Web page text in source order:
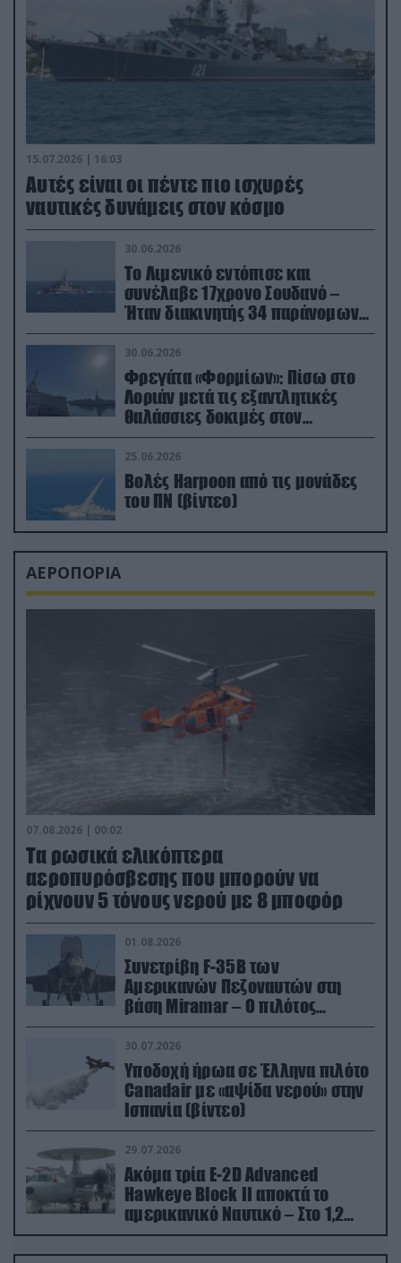
15.07.2026 | 16:03
Aυτές είναι οι πέντε πιο ισχυρές
ναυτικές δυνάμεις στον κόσμο
30.06.2026
Το Λιμενικό εντόπισε και
συνέλαβε 17χρονο Σουδανό –
Ήταν διακινητής 34 παράνομων
μεταναστών
30.06.2026
Φρεγάτα «Φορμίων»: Πίσω στο
Λοριάν μετά τις εξαντλητικές
θαλάσσιες δοκιμές στον
απαιτητικό Βισκαϊκό
25.06.2026
Βολές Harpoon από τις μονάδες
του ΠΝ (βίντεο)
ΑΕΡΟΠΟΡΙΑ
07.08.2026 | 00:02
Τα ρωσικά ελικόπτερα
αεροπυρόσβεσης που μπορούν να
ρίχνουν 5 τόνους νερού με 8 μποφόρ
01.08.2026
Συνετρίβη F-35B των
Αμερικανών Πεζοναυτών στη
βάση Miramar – Ο πιλότος
εκτινάχθηκε εγκαίρως
30.07.2026
Υποδοχή ήρωα σε Έλληνα πιλότο
Canadair με «αψίδα νερού» στην
Ισπανία (βίντεο)
29.07.2026
Ακόμα τρία E-2D Advanced
Hawkeye Block II αποκτά το
αμερικανικό Ναυτικό – Στο 1,2
δισ.δολάρια το κόστος